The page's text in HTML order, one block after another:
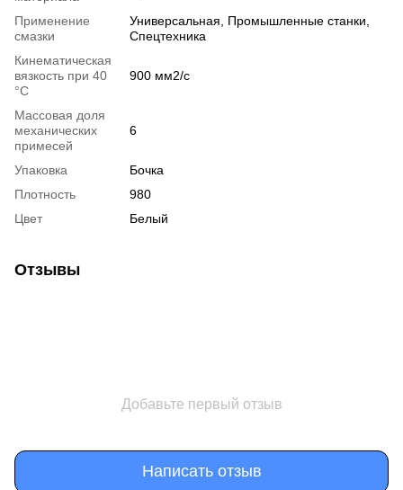
Применение
смазки
Универсальная, Промышленные станки,
Спецтехника
Кинематическая
вязкость при 40
°С
900 мм2/с
Массовая доля
механических
примесей
6
Упаковка
Бочка
Плотность
980
Цвет
Белый
Отзывы
Добавьте первый отзыв
Написать отзыв